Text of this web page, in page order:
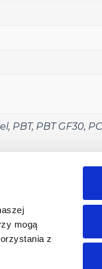
mogą
z
, PBT, PBT GF30, PC
wiedzy Produkty